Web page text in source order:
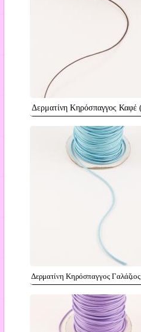
Δερματίνη Κηρόσπαγγος Καφέ
Δερματίνη Κηρόσπαγγος